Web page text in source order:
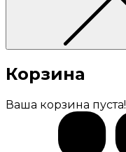
Корзина
Ваша корзина пуста!